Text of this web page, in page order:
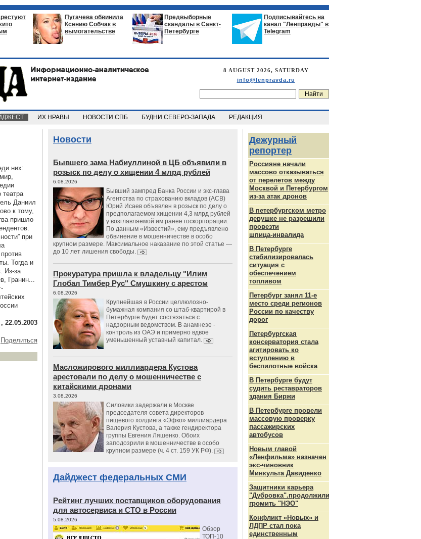
Пугачева обвинила
Ксению Собчак в
вымогательстве
Предвыборные
скандалы в Санкт-
Петербурге
Подписывайтесь на
канал "Ленправды" в
Telegram
8 AUGUST 2026, SATURDAY
info@lenpravda.ru
ИХ НРАВЫ НОВОСТИ СПБ БУДНИ СЕВЕРО-ЗАПАДА РЕДАКЦИЯ
них:
Даниил
к тому,
пришло
при
Тогда и
Из-за
Гранин...
22.05.2003
Поделиться
Новости
Бывшего зама Набиуллиной в ЦБ объявили в
розыск по делу о хищении 4 млрд рублей
6.08.2026
Бывший зампред Банка России и экс-глава
Агентства по страхованию вкладов (АСВ)
Юрий Исаев объявлен в розыск по делу о
предполагаемом хищении 4,3 млрд рублей
у возглавляемой им ранее госкорпорации.
По данным «Известий», ему предъявлено
обвинение в мошенничестве в особо
крупном размере. Максимальное наказание по этой статье —
до 10 лет лишения свободы.
Прокуратура пришла к владельцу "Илим
Глобал Тимбер Рус" Смушкину с арестом
6.08.2026
Крупнейшая в России целлюлозно-
бумажная компания со штаб-квартирой в
Петербурге будет состязаться с
надзорным ведомством. В анамнезе -
контроль из ОАЭ и примерно вдвое
уменьшенный уставный капитал.
Масложирового миллиардера Кустова
арестовали по делу о мошенничестве с
китайскими дронами
3.08.2026
Силовики задержали в Москве
председателя совета директоров
пищевого холдинга «Эфко» миллиардера
Валерия Кустова, а также гендиректора
группы Евгения Ляшенко. Обоих
заподозрили в мошенничестве в особо
крупном размере (ч. 4 ст. 159 УК РФ).
Дайджест федеральных СМИ
Рейтинг лучших поставщиков оборудования
для автосервиса и СТО в России
5.08.2026
Обзор
ТОП-10
Дежурный
репортер
Россияне начали
массово отказываться
от перелетов между
Москвой и Петербургом
из-за атак дронов
В петербургском метро
девушке не разрешили
провезти
шпица‑инвалида
В Петербурге
стабилизировалась
ситуация с
обеспечением
топливом
Петербург занял 11-е
место среди регионов
России по качеству
дорог
Петербургская
консерватория стала
агитировать ко
вступлению в
беспилотные войска
В Петербурге будут
судить реставраторов
здания Биржи
В Петербурге провели
массовую проверку
пассажирских
автобусов
Новым главой
«Ленфильма» назначен
экс-чиновник
Минкульта Давиденко
Защитники карьера
"Дубровка".продолжили
громить "НЭО"
Конфликт «Новых» и
ЛДПР стал пока
единственным